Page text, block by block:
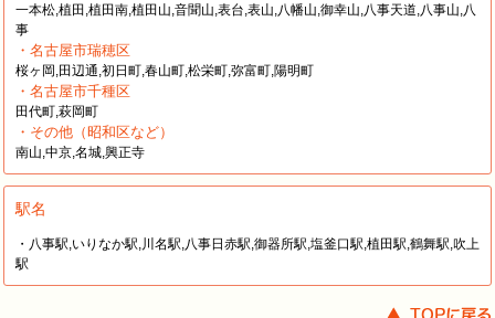
一本松,植田,植田南,植田山,音聞山,表台,表山,八幡山,御幸山,八事天道,八事山,八
事
・名古屋市瑞穂区
桜ヶ岡,田辺通,初日町,春山町,松栄町,弥富町,陽明町
・名古屋市千種区
田代町,萩岡町
・その他（昭和区など）
南山,中京,名城,興正寺
駅名
・八事駅,いりなか駅,川名駅,八事日赤駅,御器所駅,塩釜口駅,植田駅,鶴舞駅,吹上
駅